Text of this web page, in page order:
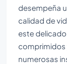
desempeña
calidad de
este
comprimidos
numerosas